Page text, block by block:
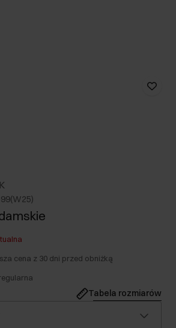
cena z 30 dni przed obniżką
Tabela rozmiarów